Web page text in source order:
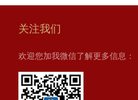
关注我们
欢迎您加我微信了解更多信息：